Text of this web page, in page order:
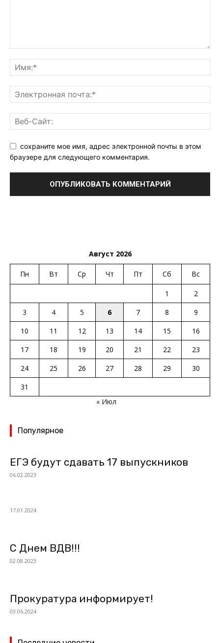
сохраните мое имя, адрес электронной почты в этом
браузере для следующего комментария.
Август 2026
Пн Вт Ср Чт Пт Сб Вс
1
2
3
4 5 6 7 8
9
10
11 12 13 14 15
16
17
18 19 20 21 22
23
24
25 26 27 28 29
30
31
« Июл
Популярное
ЕГЭ будут сдавать 17 выпускников
06.02.2023
17.01.2024
С Днем ВДВ!!!
02.08.2023
Прокуратура информирует!
03.06.2024